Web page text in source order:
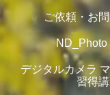
ご依頼・お
ND_Photo
デジタルカメラ
習得